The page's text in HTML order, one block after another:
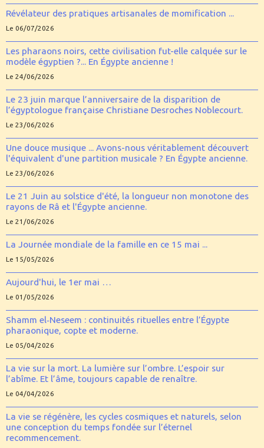
Révélateur des pratiques artisanales de momification ...
Le 06/07/2026
Les pharaons noirs, cette civilisation fut-elle calquée sur le
modèle égyptien ?... En Égypte ancienne !
Le 24/06/2026
Le 23 juin marque l’anniversaire de la disparition de
l’égyptologue française Christiane Desroches Noblecourt.
Le 23/06/2026
Une douce musique ... Avons-nous véritablement découvert
l'équivalent d'une partition musicale ? En Égypte ancienne.
Le 23/06/2026
Le 21 Juin au solstice d'été, la longueur non monotone des
rayons de Râ et l'Égypte ancienne.
Le 21/06/2026
La Journée mondiale de la famille en ce 15 mai ...
Le 15/05/2026
Aujourd'hui, le 1er mai …
Le 01/05/2026
Shamm el‑Neseem : continuités rituelles entre l’Égypte
pharaonique, copte et moderne.
Le 05/04/2026
La vie sur la mort. La lumière sur l’ombre. L’espoir sur
l’abîme. Et l’âme, toujours capable de renaître.
Le 04/04/2026
La vie se régénère, les cycles cosmiques et naturels, selon
une conception du temps fondée sur l’éternel
recommencement.